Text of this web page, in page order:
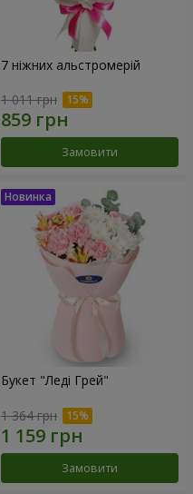
7 ніжних альстромерій
1 011 грн
Замовити
Букет "Леді Грей"
1 364 грн
Замовити